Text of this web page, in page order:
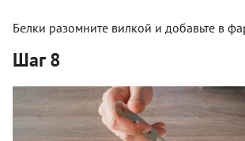
Белки разомните вилкой и добавьте в
Шаг 8